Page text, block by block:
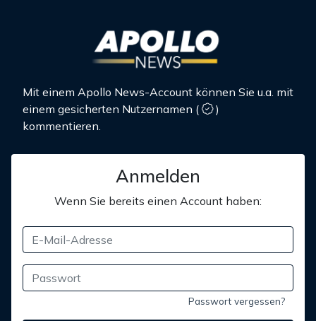
Mit einem Apollo News-Account können Sie u.a. mit
einem gesicherten Nutzernamen (
)
kommentieren.
Anmelden
Wenn Sie bereits einen Account haben:
Passwort vergessen?